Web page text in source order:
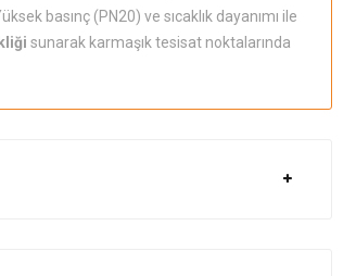
basınç (PN20) ve sıcaklık dayanımı ile
sunarak karmaşık tesisat noktalarında